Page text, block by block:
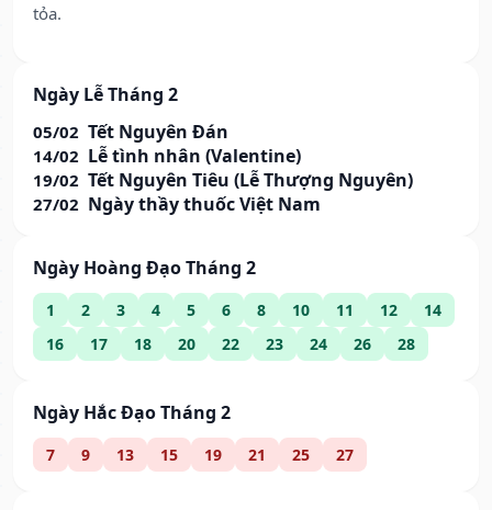
tỏa.
Ngày Lễ Tháng 2
05/02 Tết Nguyên Đán
14/02 Lễ tình nhân (Valentine)
19/02 Tết Nguyên Tiêu (Lễ Thượng Nguyên)
27/02 Ngày thầy thuốc Việt Nam
Ngày Hoàng Đạo Tháng 2
1 2 3 4 5 6 8 10 11 12
14
16
17 18 20 22 23 24 26 28
Ngày Hắc Đạo Tháng 2
7 9 13 15 19 21 25 27